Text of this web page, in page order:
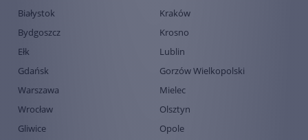
Białystok
Bydgoszcz
Ełk
Gdańsk
Warszawa
Wrocław
Gliwice
Kraków
Krosno
Lublin
Gorzów Wielkopolski
Mielec
Olsztyn
Opole